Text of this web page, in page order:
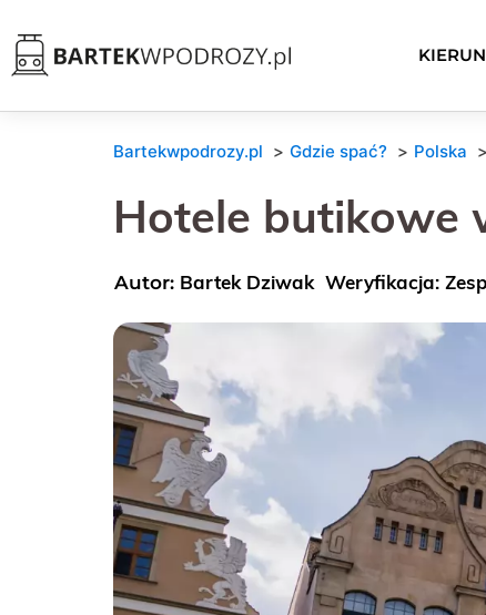
Bartekwpodrozy.pl Gdzie spać? Polska
Hotele butikowe
Bartek Dziwak Weryfikacja: